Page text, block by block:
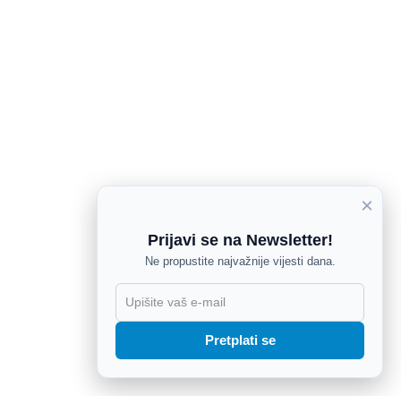
×
Prijavi se na Newsletter!
Ne propustite najvažnije vijesti dana.
Pretplati se